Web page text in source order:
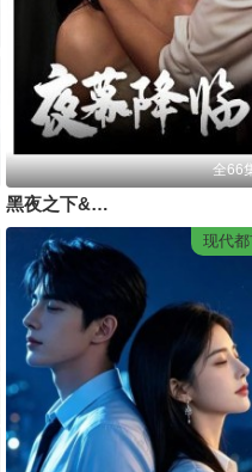
全66
黑夜之下&夜幕降临
现代